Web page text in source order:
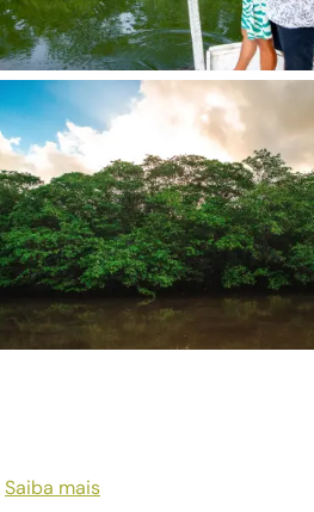
Saiba mais